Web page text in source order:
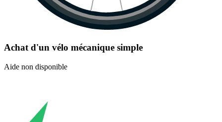
Achat d'un vélo mécanique simple
Aide non disponible